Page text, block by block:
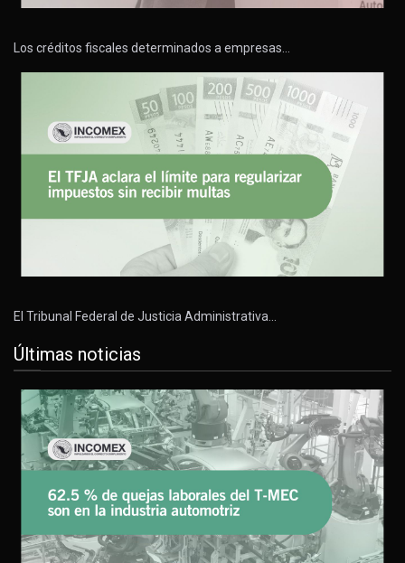
Los créditos fiscales determinados a empresas…
El Tribunal Federal de Justicia Administrativa…
Últimas noticias